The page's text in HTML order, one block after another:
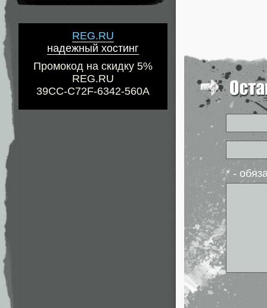
REG.RU
надежный хостинг
Промокод на скидку 5%
REG.RU
39CC-C72F-6342-560A
* -